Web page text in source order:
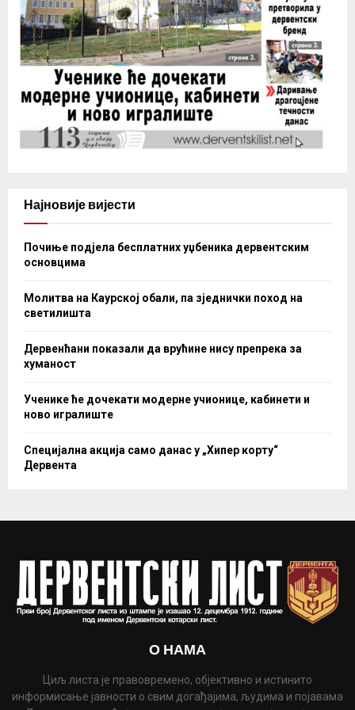
Најновије вијести
Почиње подјела бесплатних уџбеника дервентским
основцима
Молитва на Каурској обали, па зједнички поход на
светилишта
Дервенћани показали да врућине нису препрека за
хуманост
Ученике ће дочекати модерне учионице, кабинети и
ново игралиште
Специјална акција само данас у „Хипер корту“
Дервента
О НАМА
Циљ листа је правовремено, објективно и истинито
информисање јавности о свим догађајима, људима и појавама